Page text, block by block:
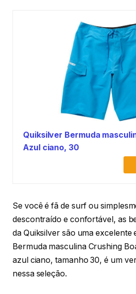
Quiksilver Bermuda
Azul ciano, 30
Se você é fã de surf ou
descontraído e confortável, as
da Quiksilver são uma excelente
Bermuda masculina Crushing
azul ciano, tamanho 30, é um
nessa seleção.